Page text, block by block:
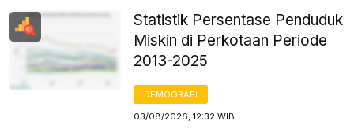
Statistik Persentase Penduduk
Miskin di Perkotaan Periode
2013-2025
DEMOGRAFI
03/08/2026, 12:32 WIB